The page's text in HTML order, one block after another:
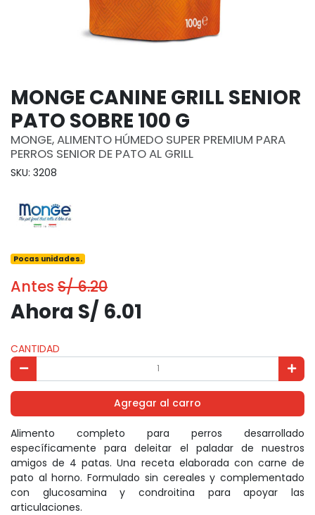
MONGE CANINE GRILL SENIOR
PATO SOBRE 100 G
MONGE, ALIMENTO HÚMEDO SUPER PREMIUM PARA
PERROS SENIOR DE PATO AL GRILL
SKU: 3208
Pocas unidades.
Antes S/ 6.20
Ahora S/ 6.01
CANTIDAD
Agregar al carro
Alimento completo para perros desarrollado
específicamente para deleitar el paladar de nuestros
amigos de 4 patas. Una receta elaborada con carne de
pato al horno. Formulado sin cereales y complementado
con glucosamina y condroitina para apoyar las
articulaciones.